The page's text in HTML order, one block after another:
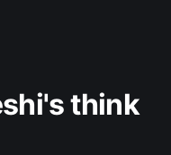
think